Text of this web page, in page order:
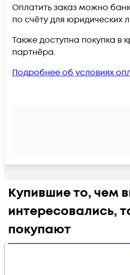
Оплатить заказ можно
по счёту для юридических
Также доступна покупка в
партнёра.
Подробнее об условиях
Купившие то, чем
интересовались,
покупают